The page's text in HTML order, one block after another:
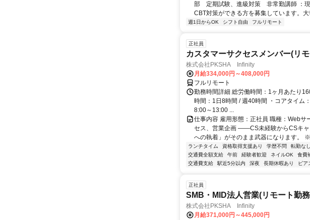
部 定期試験、進級対策 非常勤講師 ：現
CBT対策ができる方を募集しています。
週1日からOK シフト自由 フルリモート
正社員
カスタマーサクセスメンバー(リ
株式会社PKSHA Infinity
月給334,000円～408,000円
フルリモート
勤務時間詳細 総労働時間：1ヶ月あたり
時間：1日8時間 / 週40時間 ・コアタイム
8:00～13:00 ...
仕事内容 雇用形態：正社員 職種：Webサ
セス、営業企画 ――CS未経験からCSキ
への執着」がそのまま武器になります。
ランチタイム 資格取得支援あり 学歴不問 転勤なし
交通費全額支給
午前 経験者歓迎 ネイルOK 食費
交通費支給
駅近5分以内 深夜 長期休暇あり ピア
正社員
SMB・MID法人営業(リモート勤
株式会社PKSHA Infinity
月給371,000円～445,000円